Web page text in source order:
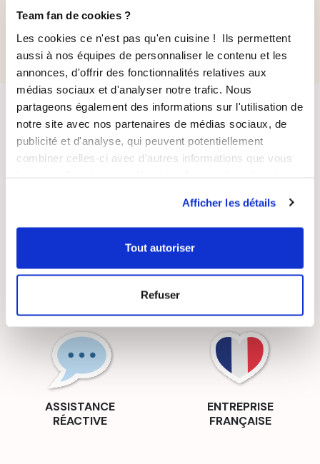
Team fan de cookies ?
Les cookies ce n'est pas qu'en cuisine ! Ils permettent
aussi à nos équipes de personnaliser le contenu et les
annonces, d'offrir des fonctionnalités relatives aux
médias sociaux et d'analyser notre trafic. Nous
partageons également des informations sur l'utilisation de
notre site avec nos partenaires de médias sociaux, de
publicité et d'analyse, qui peuvent potentiellement
combiner celles-ci avec d'autres informations que vous
Afficher les détails
Tout autoriser
Refuser
131,70 €
112,70 €
PAIEMENT
SÉCURISÉ
GRATUITES
REMBOURSÉ
ASSISTANCE
RÉACTIVE
ENTREPRISE
FRANÇAISE